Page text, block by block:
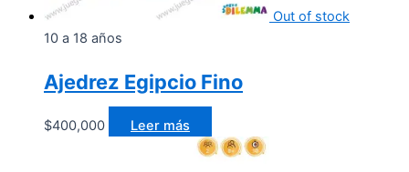
Out of stock
10 a 18 años
Ajedrez Egipcio Fino
$400,000 Leer más